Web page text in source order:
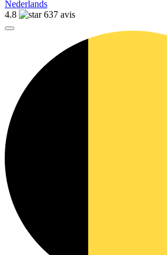
Nederlands
4.8
637 avis